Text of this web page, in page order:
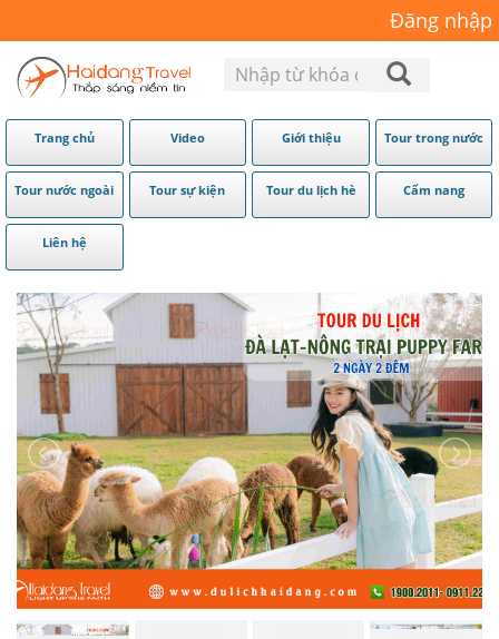
Đăng nhập
Trang chủ Video Giới thiệu Tour trong nước
Tour nước ngoài Tour sự kiện Tour du lịch hè Cẩm nang
Liên hệ